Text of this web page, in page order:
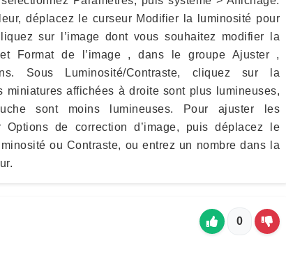
déplacez le curseur Modifier la luminosité pour
sur l’image dont vous souhaitez modifier la
Format de l’image , dans le groupe Ajuster ,
Sous Luminosité/Contraste, cliquez sur la
miniatures affichées à droite sont plus lumineuses,
sont moins lumineuses. Pour ajuster les
Options de correction d’image, puis déplacez le
ou Contraste, ou entrez un nombre dans la
0